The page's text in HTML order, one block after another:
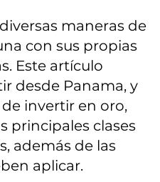
maneras de
con sus propias
Este artículo
desde Panama, y
invertir en oro,
principales clases
además de las
aplicar.